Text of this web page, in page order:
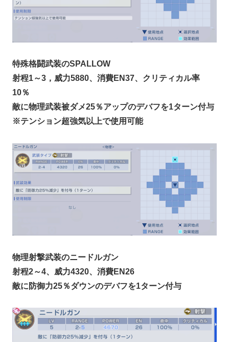
特殊格闘武装のSPALLOW
射程1～3，威力5880、消費EN37、クリティカル率
10％
敵に物理武装被ダメ25％アップのデバフを1ターン付与
※テンション超強気以上で使用可能
物理射撃武装のニードルガン
射程2～4、威力4320、消費EN26
敵に防御力25％ダウンのデバフを1ターン付与